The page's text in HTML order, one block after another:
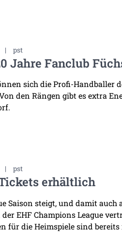
| pst
Jahre Fanclub
sich die Profi-Handballer
den Rängen gibt es extra
| pst
erhältlich
Saison steigt, und damit
EHF Champions League
für die Heimspiele sind